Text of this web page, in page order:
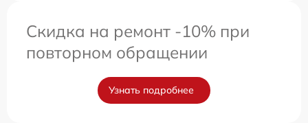
Скидка на ремонт -10% при
повторном обращении
Узнать подробнее